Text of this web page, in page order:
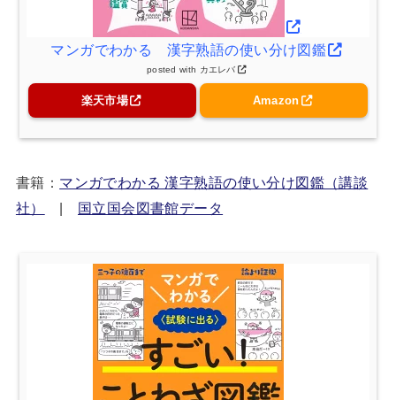
マンガでわかる 漢字熟語の使い分け図鑑
posted with カエレバ
楽天市場 Amazon
書籍： マンガでわかる 漢字熟語の使い分け図鑑（講談
社）
国立国会図書館データ